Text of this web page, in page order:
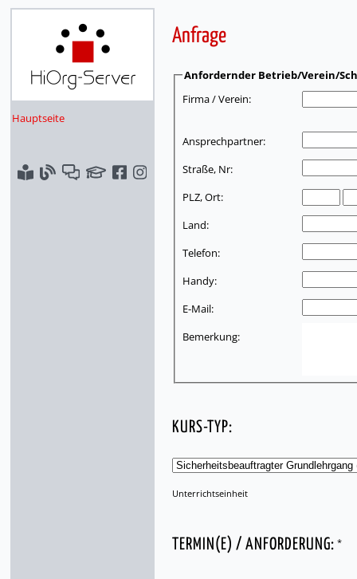
Hauptseite
Anfrage
Anfordernder Betrieb/Verein/
Firma / Verein:
Ansprechpartner:
Straße, Nr:
PLZ, Ort:
Land:
Telefon:
Handy:
E-Mail:
Bemerkung:
KURS-TYP:
Unterrichtseinheit
TERMIN(E) / ANFORDERUNG: *